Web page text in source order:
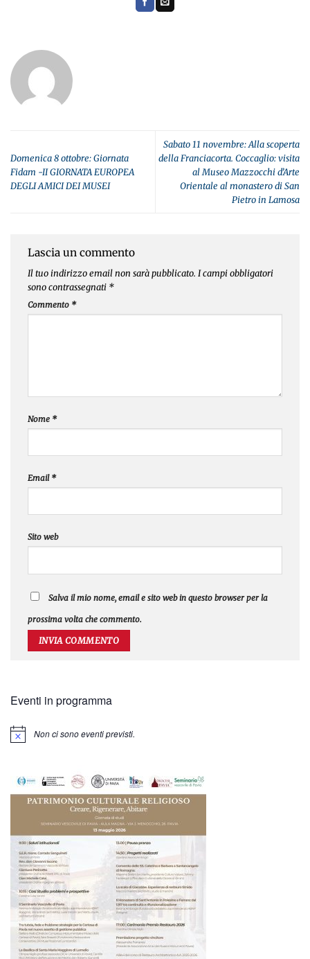
Domenica 8 ottobre: Giornata
Fidam -II GIORNATA EUROPEA
DEGLI AMICI DEI MUSEI
Sabato 11 novembre: Alla scoperta
della Franciacorta. Coccaglio: visita
al Museo Mazzocchi d’Arte
Orientale al monastero di San
Pietro in Lamosa
Lascia un commento
Il tuo indirizzo email non sarà pubblicato. I campi obbligatori
sono contrassegnati *
Commento *
Nome *
Email *
Sito web
Salva il mio nome, email e sito web in questo browser per la
prossima volta che commento.
Eventi in programma
Notice Non ci sono eventi previsti.